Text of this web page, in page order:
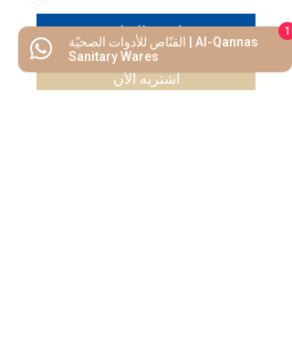
اضف للسلة
اشتريه الأن
القنّاص للأدوات الصحيّة | Al-Qannas
Sanitary Wares
1